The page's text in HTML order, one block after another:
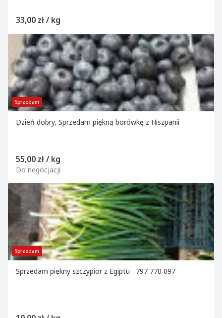
33,00 zł / kg
Sprzedam
Dzień dobry, Sprzedam piękną borówkę z Hiszpanii
55,00 zł / kg
Do negocjacji
Sprzedam
Sprzedam piękny szczypior z Egiptu 797 770 097